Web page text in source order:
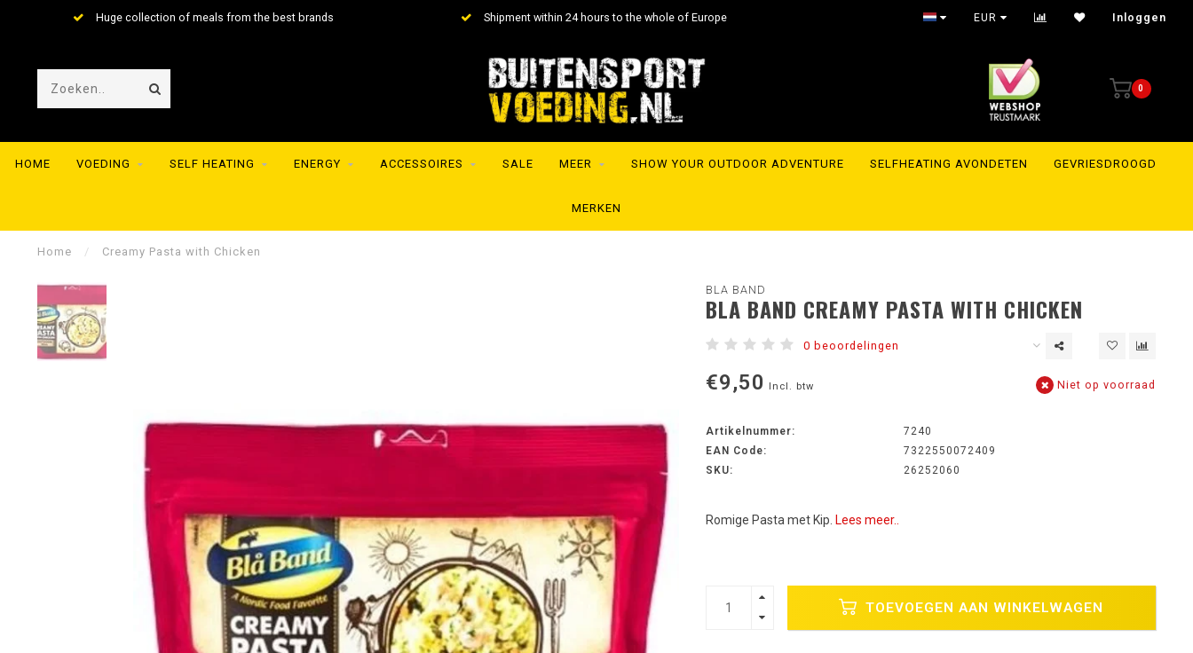
Huge collection of meals from the best brands Shipment within 24 hours to the whole of Europe EUR Inloggen
0
HOME VOEDING SELF HEATING ENERGY ACCESSOIRES SALE MEER SHOW YOUR OUTDOOR ADVENTURE SELFHEATING AVONDETEN GEVRIESDROOGD
MERKEN
Home / Creamy Pasta with Chicken
BLA BAND
BLA BAND CREAMY PASTA WITH CHICKEN
0 beoordelingen
€9,50 Incl. btw Niet op voorraad
Artikelnummer:
7240
EAN Code:
7322550072409
SKU:
26252060
Romige Pasta met Kip. Lees meer..
TOEVOEGEN AAN WINKELWAGEN